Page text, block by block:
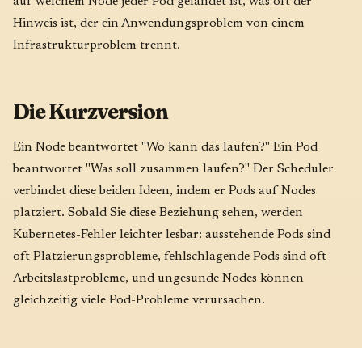
Hinweis ist, der ein Anwendungsproblem von einem
Infrastrukturproblem trennt.
Die Kurzversion
Ein Node beantwortet "Wo kann das laufen?" Ein Pod
beantwortet "Was soll zusammen laufen?" Der Scheduler
verbindet diese beiden Ideen, indem er Pods auf Nodes
platziert. Sobald Sie diese Beziehung sehen, werden
Kubernetes-Fehler leichter lesbar: ausstehende Pods sind
oft Platzierungsprobleme, fehlschlagende Pods sind oft
Arbeitslastprobleme, und ungesunde Nodes können
gleichzeitig viele Pod-Probleme verursachen.